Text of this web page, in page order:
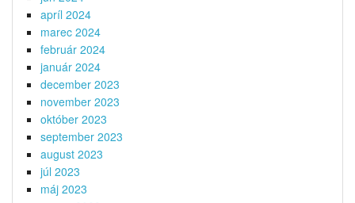
apríl 2024
marec 2024
február 2024
január 2024
december 2023
november 2023
október 2023
september 2023
august 2023
júl 2023
máj 2023